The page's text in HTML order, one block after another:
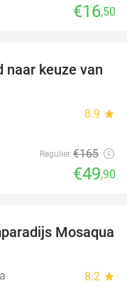
€16,50
70%
keuze van
8.9 star
Regulier €165
€49,90
25%
Mosaqua
8.2 star